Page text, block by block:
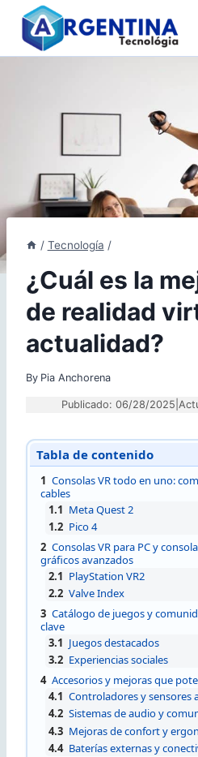
Skip
content
/ Tecnología /
¿Cuál es la
de realidad
actualidad?
By Pia Anchorena
Publicado: 06/28/2025
Tabla de contenido
1 Consolas VR todo en uno:
cables
1.1 Meta Quest 2
1.2 Pico 4
2 Consolas VR para PC y
gráficos avanzados
2.1 PlayStation VR2
2.2 Valve Index
3 Catálogo de juegos y
clave
3.1 Juegos destacados
3.2 Experiencias sociales
4 Accesorios y mejoras que
4.1 Controladores y sensores
4.2 Sistemas de audio y
4.3 Mejoras de confort y
4.4 Baterías externas y